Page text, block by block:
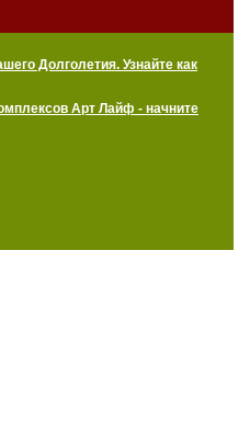
Долголетия. Узнайте как
Арт Лайф - начните